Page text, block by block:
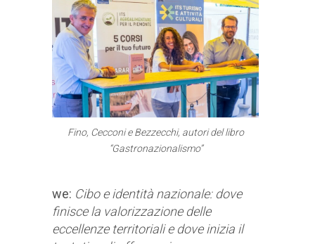
Fino, Cecconi e Bezzecchi, autori del libro
“Gastronazionalismo”
we: Cibo e identità nazionale: dove
finisce la valorizzazione delle
eccellenze territoriali e dove inizia il